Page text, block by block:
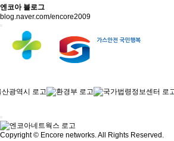
엔코아 블로그
blog.naver.com/encore2009
Copyright © Encore networks. All Rights Reserved.